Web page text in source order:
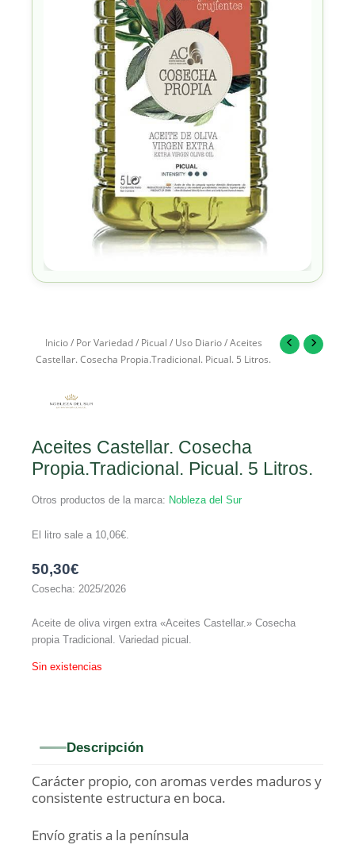
Inicio/ Por Variedad/ Picual / Uso Diario/ Aceites
Castellar. Cosecha Propia.Tradicional. Picual. 5 Litros.
Aceites Castellar. Cosecha
Propia.Tradicional. Picual. 5 Litros.
Otros productos de la marca: Nobleza del Sur
El litro sale a 10,06€
50,30€
Cosecha: 2025/2026
Aceite de oliva virgen extra «Aceites Castellar.» Cosecha
propia Tradicional. Variedad picual.
Sin existencias
Descripción
Carácter propio, con aromas verdes maduros y
consistente estructura en boca.
Envío gratis a la península